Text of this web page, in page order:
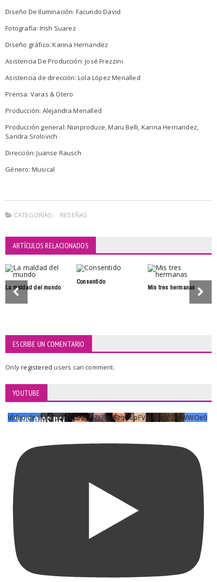
Diseño De Iluminación: Facundo David
Fotografía: Irish Suarez
Diseño gráfico: Karina Hernandez
Asistencia De Producción: José Frezzini
Asistencia de dirección: Lola López Menalled
Prensa: Varas & Otero
Producción: Alejandra Menalled
Producción general: Nünproduce, Maru Belli, Karina Hernandez,
Sandra Srolovich
Dirección: Juanse Rausch
Género: Musical
CATEGORÍAS: RESEÑAS
ARTÍCULOS RELACIONADOS
La maldad del mundo
Consentido
Mis tres hermanas
ESCRIBE UN COMENTARIO
Onlyregisteredusers can comment.
YOUTUBE
Vídeo de YouTube UCKqYjiZi7lzy6gqU6pFVFiA_A3EZ9JWWOe0